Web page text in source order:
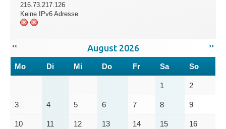
216.73.217.126
Keine IPv6 Adresse
‹‹ ››
August 2026
Mo Di Mi Do Fr Sa So
1 2
3 4 5 6 7 8 9
10 11 12 13 14 15 16